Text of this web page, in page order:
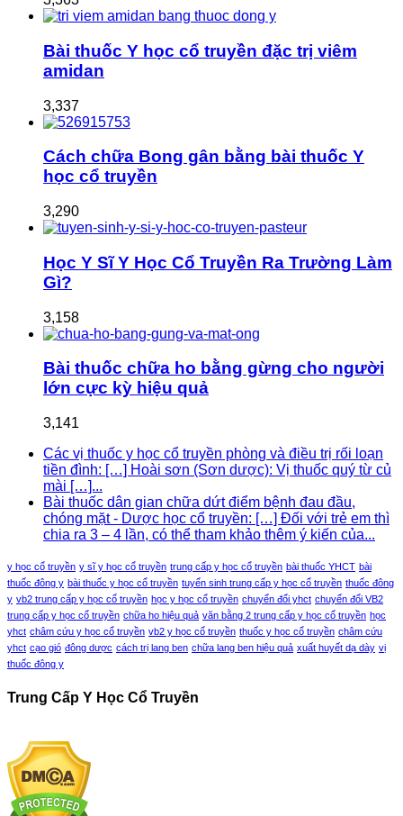
Bài thuốc Y học cổ truyền đặc trị viêm
amidan
3,337
Cách chữa Bong gân bằng bài thuốc Y
học cổ truyền
3,290
Học Y Sĩ Y Học Cổ Truyền Ra Trường Làm
Gì?
3,158
Bài thuốc chữa ho bằng gừng cho người
lớn cực kỳ hiệu quả
3,141
Các vị thuốc y học cổ truyền phòng và điều trị rối loạn
tiền đình: […] Hoài sơn (Sơn dược): Vị thuốc quý từ củ
mài […]...
Bài thuốc dân gian chữa dứt điểm bệnh đau đầu,
chóng mặt - Dược học cổ truyền: […] Đối với trẻ em thì
chia ra 3 – 4 lần, có thể tham khảo thêm ý kiến của...
y học cổ truyền y sĩ y học cổ truyền trung cấp y học cổ truyền bài thuốc YHCT bài
thuốc đông y bài thuốc y học cổ truyền tuyển sinh trung cấp y học cổ truyền thuốc đông
y vb2 trung cấp y học cổ truyền học y học cổ truyền chuyển đổi yhct chuyển đổi VB2
trung cấp y học cổ truyền chữa ho hiệu quả văn bằng 2 trung cấp y học cổ truyền học
yhct châm cứu y học cổ truyền vb2 y học cổ truyền thuốc y học cổ truyền châm cứu
yhct cạo gió đông dược cách trị lang ben chữa lang ben hiệu quả xuất huyết dạ dày vị
thuốc đông y
Trung Cấp Y Học Cổ Truyền